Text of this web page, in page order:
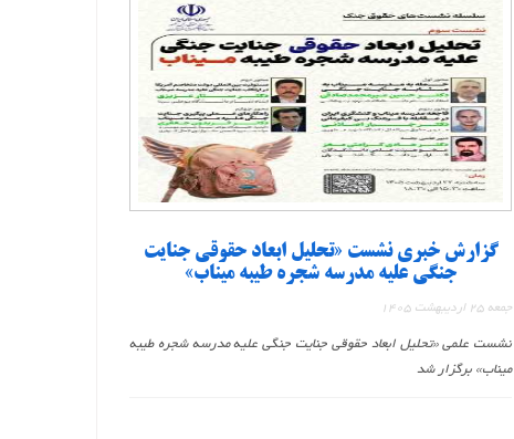
گزارش خبری نشست «تحلیل ابعاد حقوقی جنایت
جنگی علیه مدرسه شجره طیبه میناب»
جمعه 25 اردیبهشت 1405
نشست علمی «تحلیل ابعاد حقوقی جنایت جنگی علیه مدرسه شجره طیبه
میناب» برگزار شد